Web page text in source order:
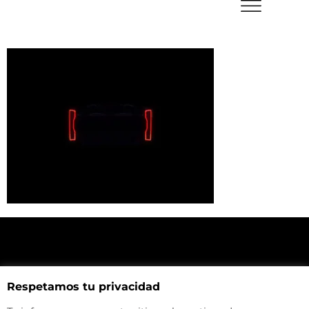
Haz click aquí y mira como llegar a la tienda
Respetamos tu privacidad